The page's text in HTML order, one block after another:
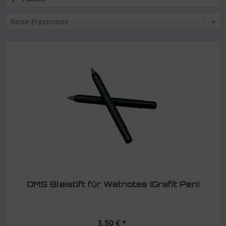
OMS Bleistift für Wetnotes (Grafit Pen)
3,50 € *